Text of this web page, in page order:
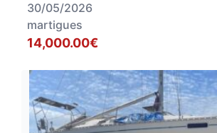
30/05/2026
martigues
14,000.00€